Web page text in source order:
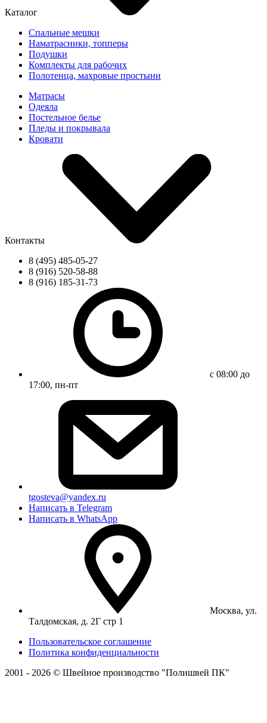
Каталог
Спальные мешки
Наматрасники, топперы
Подушки
Комплекты для рабочих
Полотенца, махровые простыни
Матрасы
Одеяла
Постельное белье
Пледы и покрывала
Кровати
Контакты
8 (495) 485-05-27
8 (916) 520-58-88
8 (916) 185-31-73
с 08:00 до
17:00, пн-пт
tgosteva@yandex.ru
Написать в Telegram
Написать в WhatsApp
Москва, ул.
Талдомская, д. 2Г стр 1
Пользовательское соглашение
Политика конфиденциальности
2001 - 2026 © Швейное производство "Полишвей ПК"